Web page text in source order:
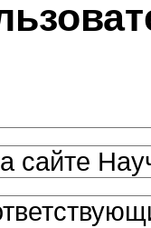
сайте